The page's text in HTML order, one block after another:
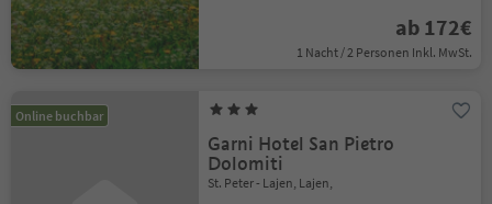
ab 172€
1 Nacht / 2 Personen Inkl. MwSt.
Online buchbar
Garni Hotel San Pietro
Dolomiti
St. Peter - Lajen, Lajen,